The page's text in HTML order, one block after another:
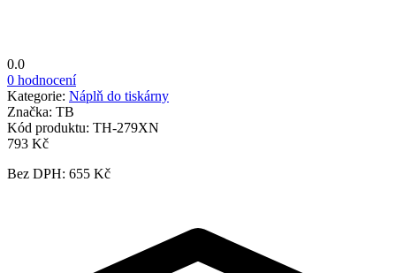
0.0
0 hodnocení
Kategorie: Náplň do tiskárny
Značka: TB
Kód produktu: TH-279XN
793 Kč
Bez DPH: 655 Kč